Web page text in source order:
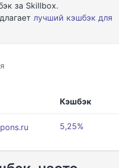
за Skillbox.
лучший кэшбэк для
Кэшбэк
5,25%